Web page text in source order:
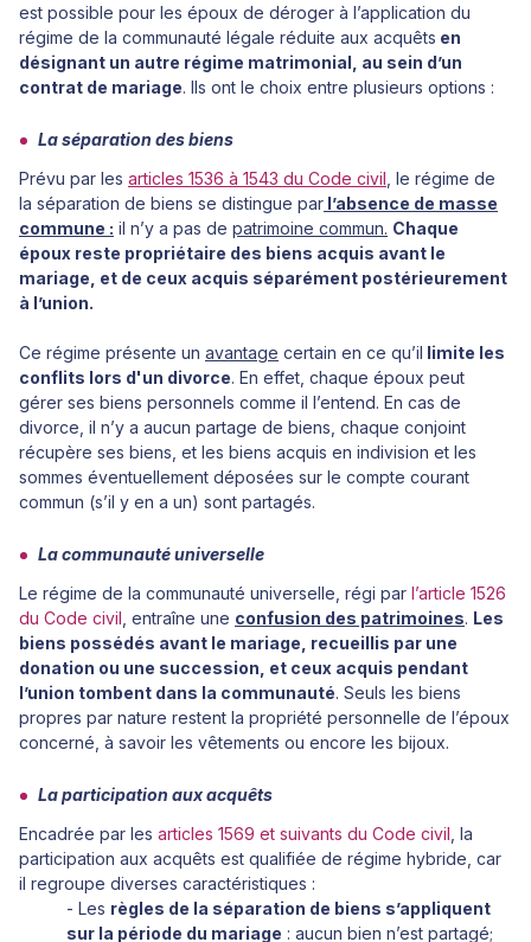
est possible pour les époux de déroger à l’application du
régime de la communauté légale réduite aux acquêts en
désignant un autre régime matrimonial, au sein d’un
contrat de mariage. Ils ont le choix entre plusieurs options :
La séparation des biens
Prévu par les articles 1536 à 1543 du Code civil, le régime de
la séparation de biens se distingue par l’absence de masse
commune : il n’y a pas de patrimoine commun. Chaque
époux reste propriétaire des biens acquis avant le
mariage, et de ceux acquis séparément postérieurement
à l’union.
Ce régime présente un avantage certain en ce qu’il limite les
conflits lors d'un divorce. En effet, chaque époux peut
gérer ses biens personnels comme il l’entend. En cas de
divorce, il n’y a aucun partage de biens, chaque conjoint
récupère ses biens, et les biens acquis en indivision et les
sommes éventuellement déposées sur le compte courant
commun (s’il y en a un) sont partagés.
La communauté universelle
Le régime de la communauté universelle, régi par l’article 1526
du Code civil, entraîne une confusion des patrimoines. Les
biens possédés avant le mariage, recueillis par une
donation ou une succession, et ceux acquis pendant
l’union tombent dans la communauté. Seuls les biens
propres par nature restent la propriété personnelle de l’époux
concerné, à savoir les vêtements ou encore les bijoux.
La participation aux acquêts
Encadrée par les articles 1569 et suivants du Code civil, la
participation aux acquêts est qualifiée de régime hybride, car
il regroupe diverses caractéristiques :
- Les règles de la séparation de biens s’appliquent
sur la période du mariage : aucun bien n’est partagé;